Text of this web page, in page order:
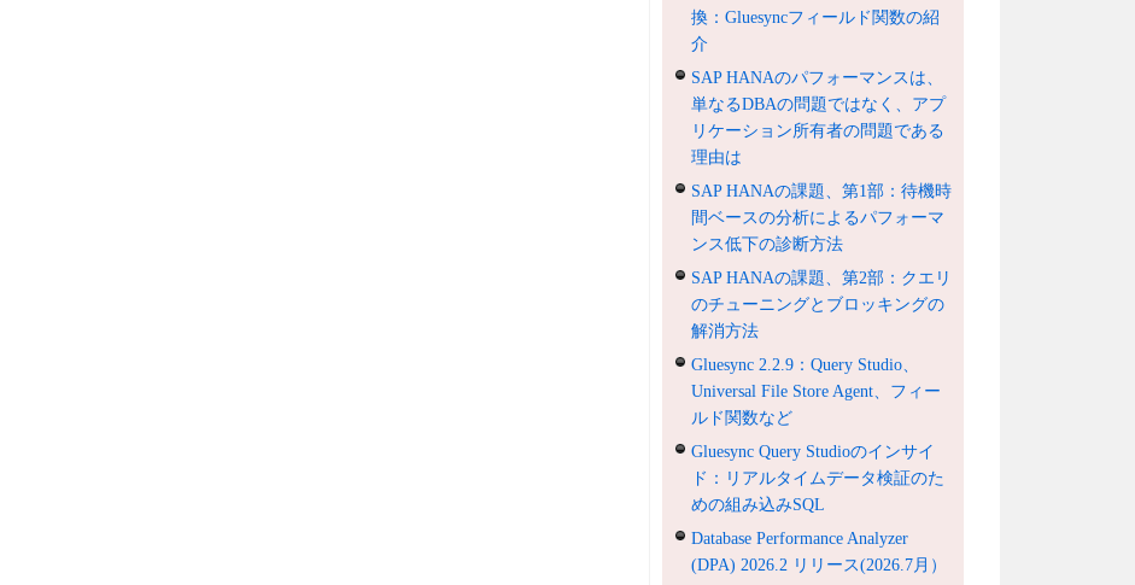
換：Gluesyncフィールド関数の紹
介
SAP HANAのパフォーマンスは、
単なるDBAの問題ではなく、アプ
リケーション所有者の問題である
理由は
SAP HANAの課題、第1部：待機時
間ベースの分析によるパフォーマ
ンス低下の診断方法
SAP HANAの課題、第2部：クエリ
のチューニングとブロッキングの
解消方法
Gluesync 2.2.9：Query Studio、
Universal File Store Agent、フィー
ルド関数など
Gluesync Query Studioのインサイ
ド：リアルタイムデータ検証のた
めの組み込みSQL
Database Performance Analyzer
(DPA) 2026.2 リリース(2026.7月）